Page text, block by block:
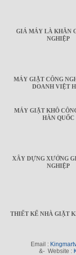
GIÁ MÁY LÀ KHĂN
NGHIỆP
MÁY GIẶT CÔNG
DOANH VIỆT
MÁY GIẶT KHÔ
HÀN QUỐC
XÂY DỰNG XƯỞNG
NGHIỆP
THIẾT KẾ NHÀ GIẶT
Email :
&- Website :